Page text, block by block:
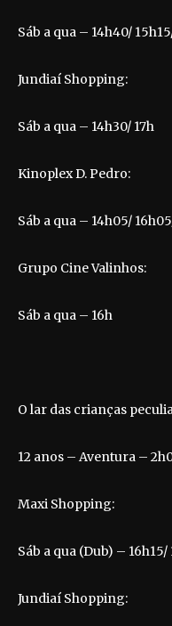
Sáb a qua – 14h40/
Jundiaí Shopping:
Sáb a qua – 14h30/ 17h
Kinoplex D. Pedro:
Sáb a qua – 14h05/
Grupo Cine Valinhos:
Sáb a qua – 16h
O lar das crianças
12 anos – Aventura –
Maxi Shopping:
Sáb a qua (Dub) – 16h15/
Jundiaí Shopping: